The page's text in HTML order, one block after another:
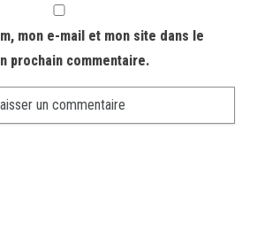
mon e-mail et mon site dans le
prochain commentaire.